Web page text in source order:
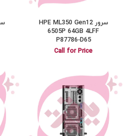
سرور HPE ML350 Gen12
6505P 64GB 4LFF
P87786‑D65
Call for Price